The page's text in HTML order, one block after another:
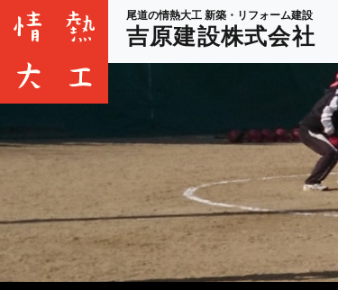
尾道の情熱大工 新築・リフォーム建設
吉原建設株式会社